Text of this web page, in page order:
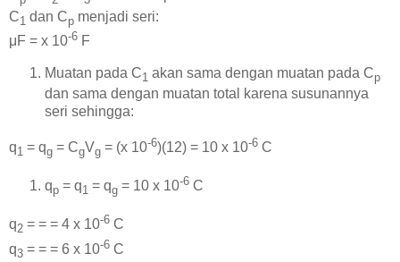
C1 dan Cp menjadi seri:
μF = x 10-6 F
Muatan pada C1 akan sama dengan muatan pada Cp
dan sama dengan muatan total karena susunannya
seri sehingga:
q1 = qg = CgVg = (x 10-6)(12) = 10 x 10-6 C
qp = q1 = qg = 10 x 10-6 C
q2 = = = 4 x 10-6 C
q3 = = = 6 x 10-6 C